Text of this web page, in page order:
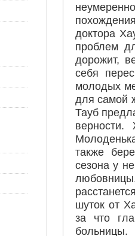
доктора
проблем
дорожит,
себя
молодых
для самой
Тауб
также
сезона у
шуток от
за что
больницы.